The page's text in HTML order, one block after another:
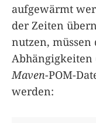
aufgewärmt
der Zeiten
nutzen, müssen
Abhängigkeiten
Maven-POM-
werden: